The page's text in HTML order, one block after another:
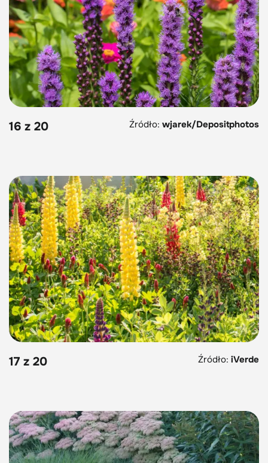
16 z 20 Źródło: wjarek/Depositphotos
17 z 20 Źródło: iVerde